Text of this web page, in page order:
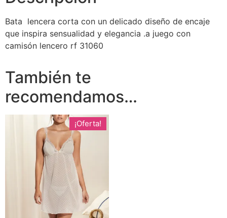
Bata lencera corta con un delicado diseño de encaje
que inspira sensualidad y elegancia .a juego con
camisón lencero rf 31060
También te
recomendamos…
¡Oferta!